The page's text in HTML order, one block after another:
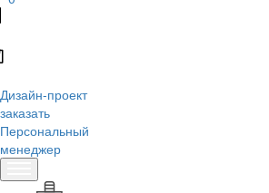
Дизайн-проект
заказать
Персональный
менеджер